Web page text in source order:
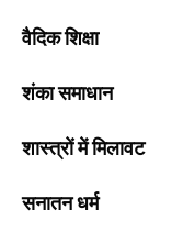
वैदिक शिक्षा
शंका समाधान
शास्त्रों में मिलावट
सनातन धर्म